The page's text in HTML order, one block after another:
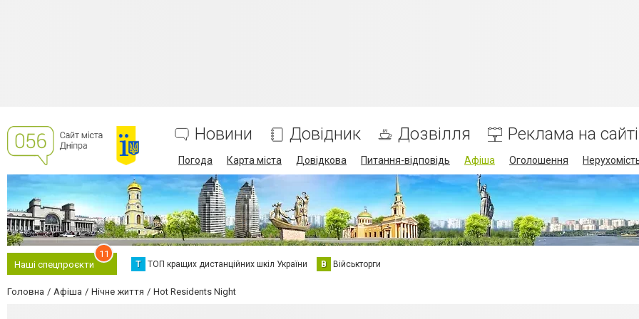
Новини Довідник Дозвілля Реклама на сайті
Погода Карта міста Довідкова Питання-відповідь Афіша Оголошення
Наші спецпроєкти
11
Т ТОП кращих дистанційних шкіл України В Військторги
Головна Афіша Нічне життя Hot Residents Night